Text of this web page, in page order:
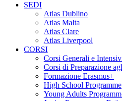
SEDI
Atlas Dublino
Atlas Malta
Atlas Clare
Atlas Liverpool
CORSI
Corsi Generali e
Corsi di Preparazione
Formazione Erasmus+
High School Programme
Young Adults